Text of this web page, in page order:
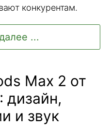
конкурентам.
...
Max 2 от
дизайн,
и звук